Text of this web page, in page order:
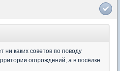
ни каких советов по поводу
огорождений, а в посёлке